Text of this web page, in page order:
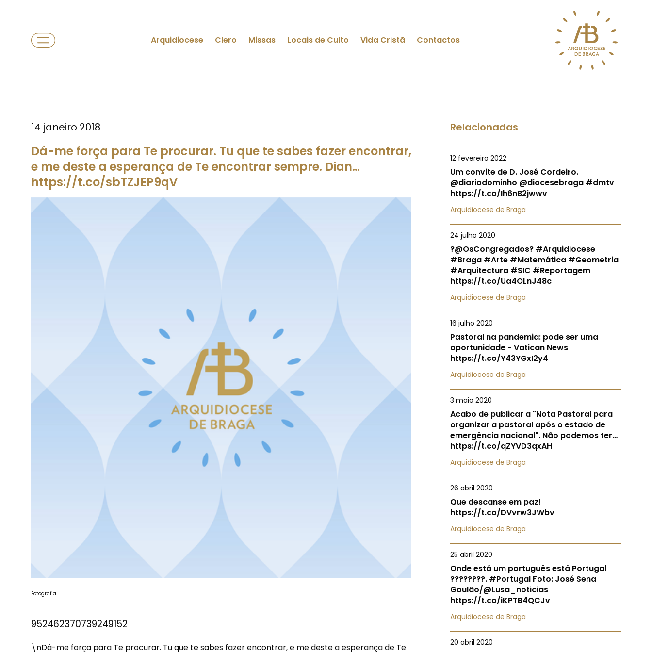
Arquidiocese Clero Missas Locais de Culto Vida Cristã Contactos
14 janeiro 2018
Dá-me força para Te procurar. Tu que te sabes fazer encontrar,
e me deste a esperança de Te encontrar sempre. Dian…
https://t.co/sbTZJEP9qV
Fotografia
952462370739249152
\nDá-me força para Te procurar. Tu que te sabes fazer encontrar, e me deste a esperança de Te
Relacionadas
12 fevereiro 2022
Um convite de D. José Cordeiro.
@diariodominho @diocesebraga #dmtv
https://t.co/Ih6nB2jwwv
Arquidiocese de Braga
24 julho 2020
?@OsCongregados? #Arquidiocese
#Braga #Arte #Matemática #Geometria
#Arquitectura #SIC #Reportagem
https://t.co/Ua4OLnJ48c
Arquidiocese de Braga
16 julho 2020
Pastoral na pandemia: pode ser uma
oportunidade - Vatican News
https://t.co/Y43YGxI2y4
Arquidiocese de Braga
3 maio 2020
Acabo de publicar a "Nota Pastoral para
organizar a pastoral após o estado de
emergência nacional". Não podemos ter…
https://t.co/qZYVD3qxAH
Arquidiocese de Braga
26 abril 2020
Que descanse em paz!
https://t.co/DVvrw3JWbv
Arquidiocese de Braga
25 abril 2020
Onde está um português está Portugal
????????. #Portugal Foto: José Sena
Goulão/@Lusa_noticias
https://t.co/iKPTB4QCJv
Arquidiocese de Braga
20 abril 2020